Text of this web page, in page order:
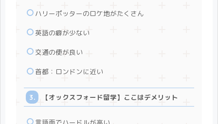
ハリーポッターのロケ地がたくさん
英語の癖が少ない
交通の便が良い
首都：ロンドンに近い
【オックスフォード留学】ここはデメリット